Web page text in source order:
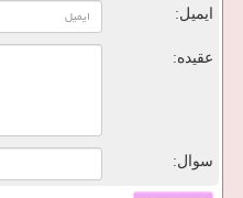
ایمیل:
عقیده:
سوال: